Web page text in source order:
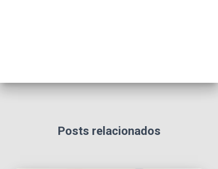
Posts relacionados